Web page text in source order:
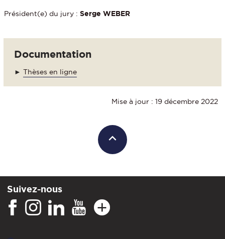
Président(e) du jury :Serge WEBER
Documentation
► Thèses en ligne
Mise à jour : 19 décembre 2022
Suivez-nous